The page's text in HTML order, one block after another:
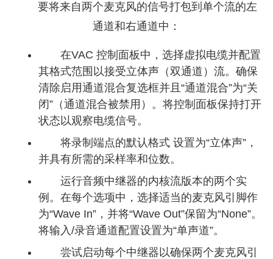
要将来自两个麦克风的信号打包到单个流的左
通道和右通道中：
在VAC 控制面板中，选择虚拟电缆并配置
其格式范围以接受立体声（双通道）流。确保
清除启用通道混合复选框并且“通道混合”为“关
闭”（通道混合被禁用）。将控制面板保持打开
状态以观察电缆信号。
将录制端点的默认格式 设置为“立体声”，
并具有所需的采样率和位数。
运行音频中继器的内核流版本的两个实
例。在每个选项中，选择适当的麦克风引脚作
为“Wave In”，并将“Wave Out”保留为“None”。
将输入/录音通道配置设置为“单声道”。
尝试启动每个中继器以确保两个麦克风引